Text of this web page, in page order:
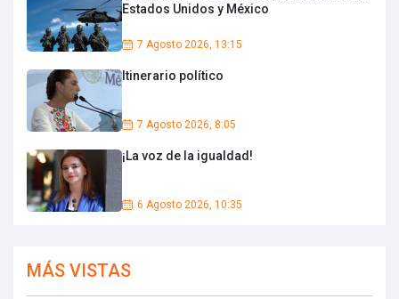
Estados Unidos y México
7 Agosto 2026, 13:15
Itinerario político
7 Agosto 2026, 8:05
¡La voz de la igualdad!
6 Agosto 2026, 10:35
MÁS VISTAS